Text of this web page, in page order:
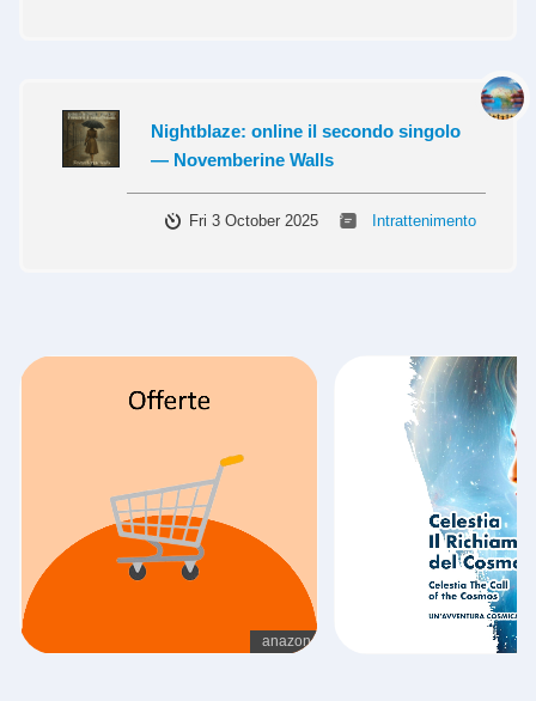
Nightblaze: online il secondo singolo
— Novemberine Walls
Fri 3 October 2025 Intrattenimento